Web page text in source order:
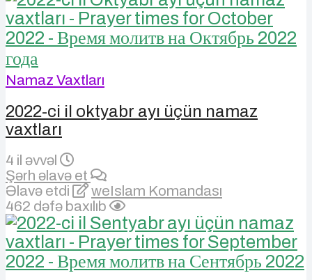
Namaz Vaxtları
2022-ci il oktyabr ayı üçün namaz
vaxtları
4 il əvvəl
Şərh əlavə et
Əlavə etdi
weIslam Komandası
462 dəfə baxılıb